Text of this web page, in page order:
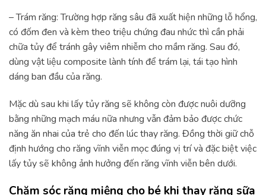
– Trám răng: Trường hợp răng sâu đã xuất hiện những lỗ hổng,
có đốm đen và kèm theo triệu chứng đau nhức thì cần phải
chữa tủy để tránh gây viêm nhiễm cho mầm răng. Sau đó,
dùng vật liệu composite lành tính để trám lại, tái tạo hình
dáng ban đầu của răng.
Mặc dù sau khi lấy tủy răng sẽ không còn được nuôi dưỡng
bằng những mạch máu nữa nhưng vẫn đảm bảo được chức
năng ăn nhai của trẻ cho đến lúc thay răng. Đồng thời giữ chỗ
định hướng cho răng vĩnh viễn mọc đúng vị trí và đặc biệt việc
lấy tủy sẽ không ảnh hưởng đến răng vĩnh viễn bên dưới.
Chăm sóc răng miệng cho bé khi thay răng sữa